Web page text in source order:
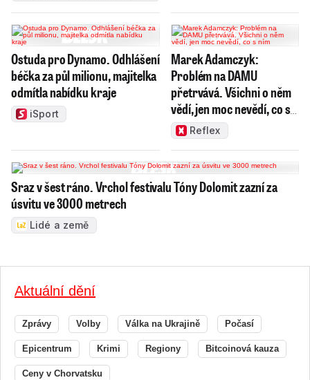
Ostuda pro Dynamo. Odhlášení
béčka za půl milionu, majitelka
odmítla nabídku kraje
iSport
Marek Adamczyk:
Problém na DAMU
přetrvává. Všichni o něm
vědí, jen moc nevědí, co s
nímReflex
Sraz v šest ráno. Vrchol festivalu Tóny Dolomit zazní za
úsvitu ve 3000 metrech
Lidé a země
Aktuální dění
Zprávy Volby Válka na Ukrajině Počasí
Epicentrum Krimi Regiony Bitcoinová kauza
Ceny v Chorvatsku